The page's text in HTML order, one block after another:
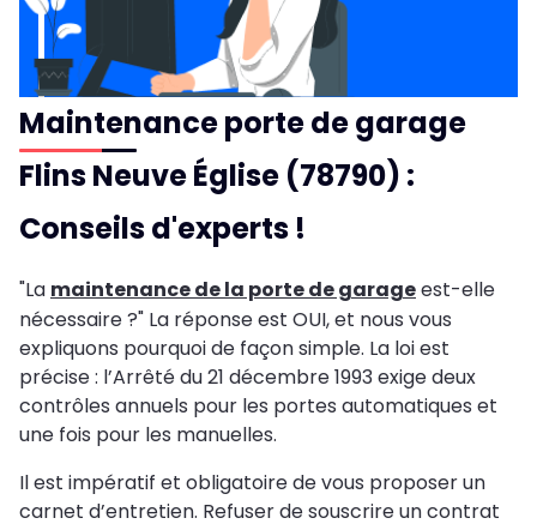
Maintenance porte de garage
Flins Neuve Église (78790) :
Conseils d'experts !
"La maintenance de la porte de garageest-elle
nécessaire ?" La réponse est OUI, et nous vous
expliquons pourquoi de façon simple. La loi est
précise : l’Arrêté du 21 décembre 1993 exige deux
contrôles annuels pour les portes automatiques et
une fois pour les manuelles.
Il est impératif et obligatoire de vous proposer un
carnet d’entretien. Refuser de souscrire un contrat